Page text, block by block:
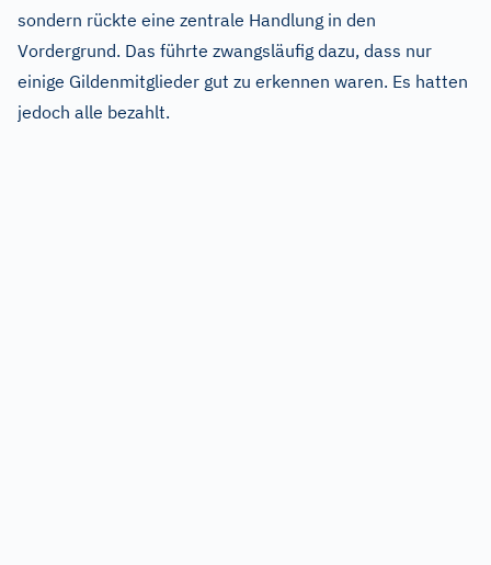
sondern rückte eine zentrale Handlung in den
Vordergrund. Das führte zwangsläufig dazu, dass nur
einige Gildenmitglieder gut zu erkennen waren. Es hatten
jedoch alle bezahlt.